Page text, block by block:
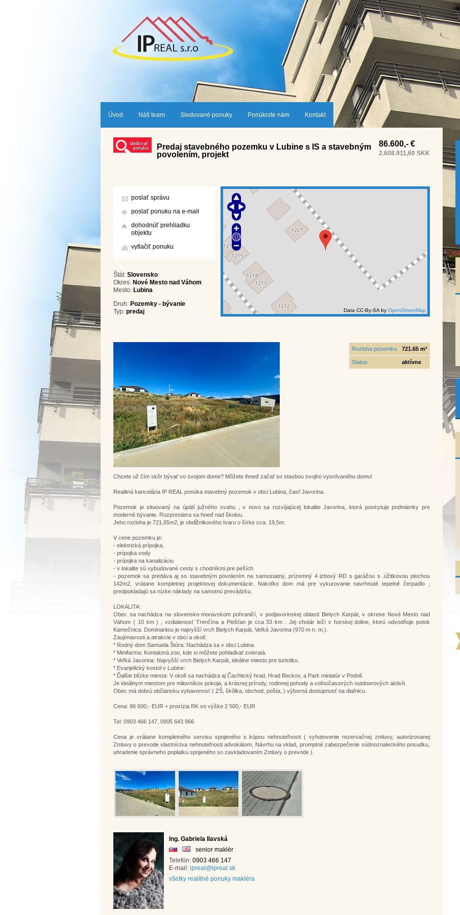
Úvod Náš team Sledované ponuky Ponúknite nám Kontakt
86.600,- €
2.608.911,60 SKK
Predaj stavebného pozemku v Lubine s IS a stavebným
povolením, projekt
Data CC-By-SA by OpenStreetMap
poslať správu
poslať ponuku na e-mail
dohodnúť prehliadku
objektu
vytlačiť ponuku
Štát: Slovensko
Okres: Nové Mesto nad Váhom
Mesto: Lubina
Druh: Pozemky - bývanie
Typ: predaj
Rozloha pozemku 721.65 m²
Status aktívne
Chcete už čím skôr bývať vo svojom dome? Môžete ihneď začať so stavbou svojho vysnívaného domu!
Realitná kancelária IP REAL ponúka stavebný pozemok v obci Lubina, časť Javorina.
Pozemok je situovaný na úpätí južného svahu , v novo sa rozvíjajúcej lokalite Javorina, ktorá poskytuje podmienky pre
moderné bývanie. Rozprestiera sa hneď nad školou.
Jeho rozloha je 721,65m2, je obdĺžnikového tvaru o šírke cca. 19,5m.
V cene pozemku je:
- elektrická prípojka,
- prípojka vody
- prípojka na kanalizáciu
- v lokalite sú vybudované cesty s chodníkmi pre peších
- pozemok sa predáva aj so stavebným povolením na samostatný, prízemný 4 izbový RD s garážou s .úžitkovou plochou
142m2, vrátane kompletnej projektovej dokumentácie. Nakoľko dom má pre vykurovanie navrhnuté tepelné čerpadlo ,
predpokladajú sa nízke náklady na samotnú prevádzku.
LOKALITA:
Obec sa nachádza na slovensko-moravskom pohraničí, v podjavorinskej oblasti Bielych Karpát, v okrese Nové Mesto nad
Váhom ( 10 km ) , vzdialenosť Trenčína a Piešťan je cca 33 km . Jej chotár leží v horskej doline, ktorú odvodňuje potok
Kamečnica. Dominantou je najvyšší vrch Bielych Karpát, Veľká Javorina (970 m n. m.).
Zaujímavosti a atrakcie v obci a okolí:
* Rodný dom Samuela Štúra: Nachádza sa v obci Lubina.
* Minifarma: Kontaktná zoo, kde si môžete pohladkať zvieratá.
* Veľká Javorina: Najvyšší vrch Bielych Karpát, ideálne miesto pre turistiku.
* Evanjelický kostol v Lubine:
* Ďalšie blízke miesta: V okolí sa nachádza aj Čachtický hrad, Hrad Beckov, a Park miniatúr v Podolí.
Je ideálnym miestom pre milovníkov pokoja, a krásnej prírody, rodinnej pohody a voľnočasových outdoorových aktivít.
Obec má dobrú občiansku vybavenosť ( ZŠ, škôlka, obchod, pošta, ) výborná dostupnosť na diaľnicu.
Cena: 86 600,- EUR + provízia RK vo výške 2 500,- EUR
Tel: 0903 466 147, 0905 643 966
Cena je vrátane kompletného servisu spojeného s kúpou nehnuteľnosti ( vyhotovenie rezervačnej zmluvy, autorizovanej
Zmluvy o prevode vlastníctva nehnuteľnosti advokátom, Návrhu na vklad, promptné zabezpečenie súdnoznaleckého posudku,
uhradenie správneho poplatku spojeného so zavkladovaním Zmluvy o prevode ).
Ing. Gabriela Ilavská
senior maklér
Telefón: 0903 466 147
E-mail: ipreal@ipreal.sk
všetky realitné ponuky makléra